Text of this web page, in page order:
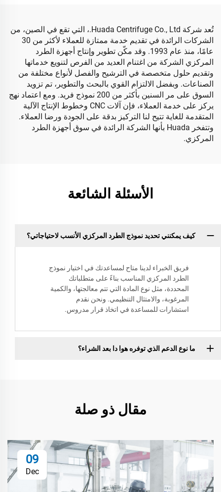
تُعد شركة Huada Centrifuge Co., Ltd.، التي تقع في الصين، من
الشركات الرائدة في تقديم خدمة ممتازة للعملاء لأكثر من 30
عامًا، منذ عام 1993. وقد مكّن تطوير وإنتاج أجهزة الطرد
المركزي الشركة من اغتنام العديد من الفرص لتنويع خدماتها
وتقديم حلول متخصصة في الترشيح والفصل لأنواع مختلفة من
الصناعات. وبفضل الالتزام القوي بالبحث والتطوير، تم تزويد
السوق على مر السنين بأكثر من 200 نموذج فريد. ومع اعتماد نهج
يركز على خدمة العملاء، فإن آلات CNC وخطوط الإنتاج الآلية
المتقدمة للغاية تتيح لنا التركيز بدقة على الجودة ورضا العملاء.
وتتفخر Huada بأنها الشركة الرائدة في سوق أجهزة الطرد
المركزي.
الأسئلة الشائعة
كيف يمكنني تحديد نموذج الطرد المركزي الأنسب لاحتياجاتي؟
فريق الخبراء لدينا متاح لمساعدتك في اختيار نموذج
الطرد المركزي المناسب بناءً على متطلباتك
المحددة، مثل نوع المادة التي تتم معالجتها، والكمية
المرغوبة، والامتثال التنظيمي. ونحن نقدم
استشارات للمساعدة في اتخاذ قرار مدروس.
ما نوع الدعم الذي توفره هوا دا بعد الشراء؟
مقال ذو صلة
09
Dec